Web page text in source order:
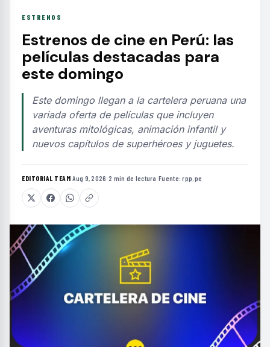
ESTRENOS
Estrenos de cine en Perú: las
películas destacadas para
este domingo
Este domingo llegan a la cartelera peruana una
variada oferta de películas que incluyen
aventuras mitológicas, animación infantil y
nuevos capítulos de superhéroes y juguetes.
EDITORIAL TEAM·Aug 9, 2026 ·2 min de lectura ·Fuente:rpp.pe